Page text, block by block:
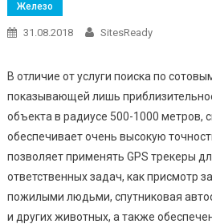
Железо
31.08.2018 SitesReady
В отличие от услуги поиска по
показывающей лишь
объекта в радиусе 500-1000 метров,
обеспечивает очень высокую
позволяет применять GPS трекеры
ответственных задач, как присмотр
пожилыми людьми, спутниковая
и других животных, а также